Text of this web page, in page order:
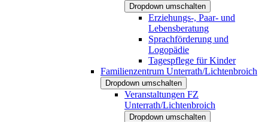
Dropdown umschalten
Erziehungs-, Paar- und
Lebensberatung
Sprachförderung und
Logopädie
Tagespflege für Kinder
Familienzentrum Unterrath/Lichtenbroich
Dropdown umschalten
Veranstaltungen FZ
Unterrath/Lichtenbroich
Dropdown umschalten